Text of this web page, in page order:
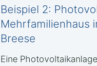
Beispiel 2:
Mehrfamilienhaus
Breese
Eine